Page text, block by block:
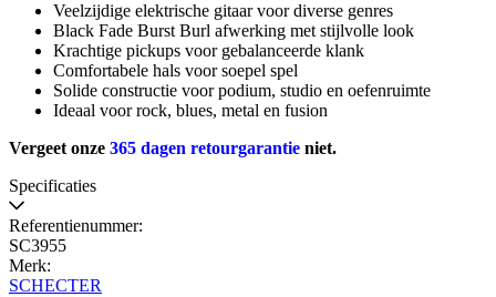
Veelzijdige elektrische gitaar voor diverse genres
Black Fade Burst Burl afwerking met stijlvolle look
Krachtige pickups voor gebalanceerde klank
Comfortabele hals voor soepel spel
Solide constructie voor podium, studio en oefenruimte
Ideaal voor rock, blues, metal en fusion
Vergeet onze 365 dagen retourgarantie niet.
Specificaties
Referentienummer:
SC3955
Merk:
SCHECTER